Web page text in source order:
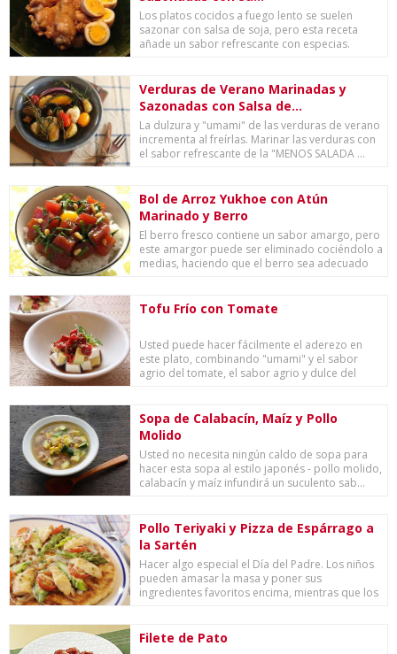
Los platos cocidos a fuego lento se suelen
sazonar con salsa de soja, pero esta receta
añade un sabor refrescante con especias.
Verduras de Verano Marinadas y
Sazonadas con Salsa de...
La dulzura y "umami" de las verduras de verano
incrementa al freírlas. Marinar las verduras con
el sabor refrescante de la "MENOS SALADA ...
Bol de Arroz Yukhoe con Atún
Marinado y Berro
El berro fresco contiene un sabor amargo, pero
este amargor puede ser eliminado cociéndolo a
medias, haciendo que el berro sea adecuado
Tofu Frío con Tomate
Usted puede hacer fácilmente el aderezo en
este plato, combinando "umami" y el sabor
agrio del tomate, el sabor agrio y dulce del
Sopa de Calabacín, Maíz y Pollo
Molido
Usted no necesita ningún caldo de sopa para
hacer esta sopa al estilo japonés - pollo molido,
calabacín y maíz infundirá un suculento sab...
Pollo Teriyaki y Pizza de Espárrago a
la Sartén
Hacer algo especial el Día del Padre. Los niños
pueden amasar la masa y poner sus
ingredientes favoritos encima, mientras que los
Filete de Pato